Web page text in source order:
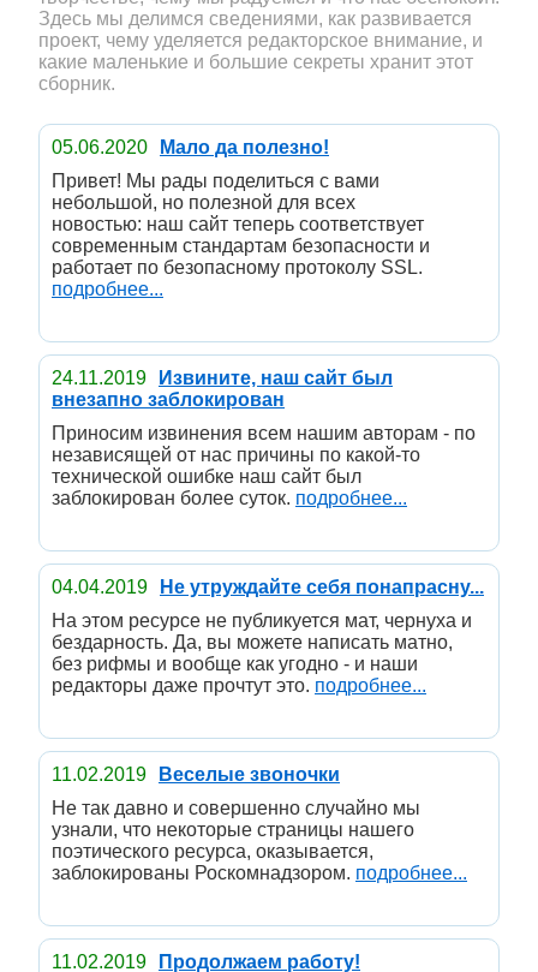
Здесь мы делимся сведениями, как развивается
проект, чему уделяется редакторское внимание, и
какие маленькие и большие секреты хранит этот
сборник.
05.06.2020
Мало да полезно!
Привет! Мы рады поделиться с вами
небольшой, но полезной для всех
новостью: наш сайт теперь соответствует
современным стандартам безопасности и
работает по безопасному протоколу SSL.
подробнее...
24.11.2019
Извините, наш сайт был
внезапно заблокирован
Приносим извинения всем нашим авторам - по
независящей от нас причины по какой-то
технической ошибке наш сайт был
заблокирован более суток. подробнее...
04.04.2019
Не утруждайте себя понапрасну...
На этом ресурсе не публикуется мат, чернуха и
бездарность. Да, вы можете написать матно,
без рифмы и вообще как угодно - и наши
редакторы даже прочтут это. подробнее...
11.02.2019
Веселые звоночки
Не так давно и совершенно случайно мы
узнали, что некоторые страницы нашего
поэтического ресурса, оказывается,
заблокированы Роскомнадзором. подробнее...
11.02.2019
Продолжаем работу!